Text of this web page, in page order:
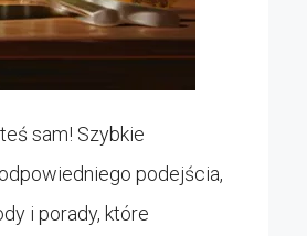
sam! Szybkie
podejścia,
i porady, które